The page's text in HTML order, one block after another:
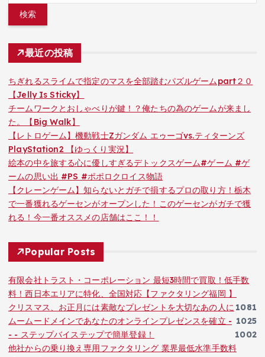
最近の投稿
ちぎれるスライムで指定のマスを全部踏むパズルゲームpart２０
【Jelly Is Sticky】
チームワークとおしゃべりが鍵！？俺たちの為のゲームが来まし
た。【Big Walk】
【レトロゲーム】機動戦士Zガンダム エゥーゴvs.ティターンズ
PlayStation2 【ゆっくり実況】
絵本の中を旅する心に優しすぎるデトックスゲーム#ゲーム #ゲ
ームの思い出 #PS #ポポロクロイス物語
【クレーンゲーム】知らないとガチで損するプロの取り方！栃木
で一番獲れるゲーセンがオープンした！このゲーセンがガチで獲
れる！今一番オススメの店舗はここ！！
Popular Posts
有限会社トラスト・コーポレーション 最短3時間で買取！低手数
料！西日本エリアに特化、全国対応【ファクタリング福岡 】
1081
クリスマス、お正月には素敵なプレゼントを大切なあの人に
1025
ムームードメインであなたのオンラインプレゼンスを確立 -
- - ステップバイステップで簡単登録！
1002
他社からの乗り換え専用ファクタリング 業界最低水準手数料